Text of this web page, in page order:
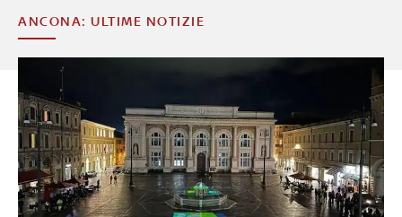
ANCONA: ULTIME NOTIZIE